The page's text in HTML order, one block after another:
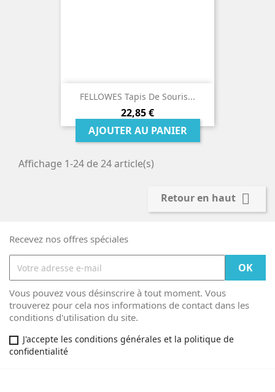
FELLOWES Tapis De Souris...
Prix
22,85 €
AJOUTER AU PANIER
Affichage 1-24 de 24 article(s)
Retour en haut 
Recevez nos offres spéciales
Vous pouvez vous désinscrire à tout moment. Vous
trouverez pour cela nos informations de contact dans les
conditions d'utilisation du site.
J'accepte les conditions générales et la politique de
confidentialité